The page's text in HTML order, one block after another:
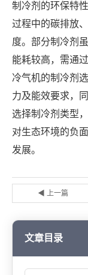
制冷剂的环保特
过程中的碳排放
度。部分制冷剂
能耗较高，需通
冷气机的制冷剂
力及能效要求，
选择制冷剂类型
对生态环境的负
发展。
◀ 上一篇
文章目录